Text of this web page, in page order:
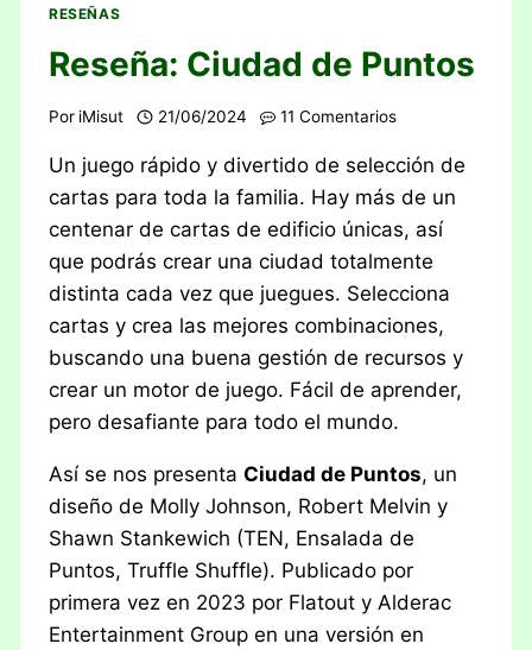
RESEÑAS
Reseña: Ciudad de Puntos
Por iMisut 21/06/2024 11 Comentarios
Un juego rápido y divertido de selección de
cartas para toda la familia. Hay más de un
centenar de cartas de edificio únicas, así
que podrás crear una ciudad totalmente
distinta cada vez que juegues. Selecciona
cartas y crea las mejores combinaciones,
buscando una buena gestión de recursos y
crear un motor de juego. Fácil de aprender,
pero desafiante para todo el mundo.
Así se nos presentaCiudad de Puntos, un
diseño de Molly Johnson, Robert Melvin y
Shawn Stankewich (TEN, Ensalada de
Puntos, Truffle Shuffle). Publicado por
primera vez en 2023 por Flatout y Alderac
Entertainment Group en una versión en